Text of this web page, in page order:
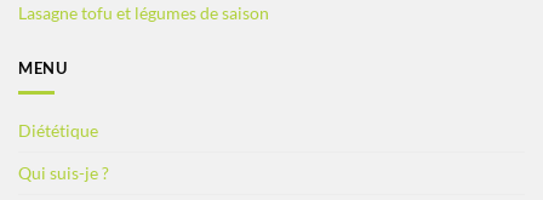
Lasagne tofu et légumes de saison
MENU
Diététique
Qui suis-je ?